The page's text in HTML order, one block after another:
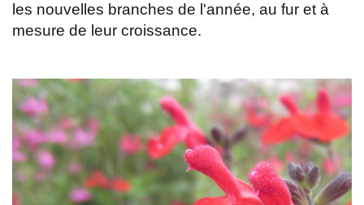
les nouvelles branches de l'année, au fur et à
mesure de leur croissance.